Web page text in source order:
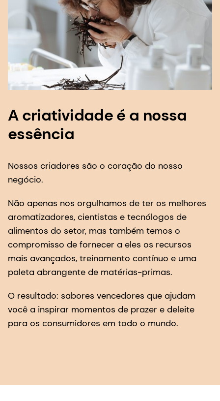
A criatividade é a nossa
essência
negócio.
Não apenas nos orgulhamos de ter os melhores
alimentos do setor, mas também temos o
compromisso de fornecer a eles os recursos
paleta abrangente de matérias-primas.
O resultado: sabores vencedores que ajudam
você a inspirar momentos de prazer e deleite
para os consumidores em todo o mundo.
experiência